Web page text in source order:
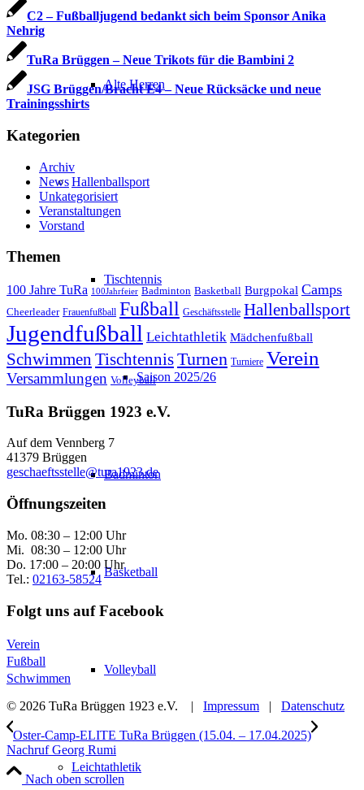
Alte Herren
Hallenballsport
Tischtennis
Saison 2025/26
Badminton
Basketball
Volleyball
Leichtathletik
C2 – Fußballjugend bedankt sich beim Sponsor Anika
Nehrig
TuRa Brüggen – Neue Trikots für die Bambini 2
JSG Brüggen/Bracht E4 – Neue Rücksäcke und neue
Trainingsshirts
Kategorien
Archiv
News
Unkategorisiert
Veranstaltungen
Vorstand
Themen
100 Jahre TuRa 100Jahrfeier Badminton Basketball Burgpokal Camps
Cheerleader Frauenfußball Fußball Geschäftsstelle Hallenballsport
Jugendfußball Leichtathletik Mädchenfußball
Schwimmen TischtennisTurnen Turniere Verein
Versammlungen Volleyball
TuRa Brüggen 1923 e.V.
Auf dem Vennberg 7
41379 Brüggen
geschaeftsstelle@tura1923.de
Öffnungszeiten
Mo. 08:30 – 12:00 Uhr
Mi. 08:30 – 12:00 Uhr
Do. 17:00 – 20:00 Uhr
Tel.: 02163-58524
Folgt uns auf Facebook
Verein
Fußball
Schwimmen
© 2026 TuRa Brüggen 1923 e.V. | Impressum | Datenschutz
Oster-Camp-ELITE TuRa Brüggen (15.04. – 17.04.2025)
Nachruf Georg Rumi
Nach oben scrollen